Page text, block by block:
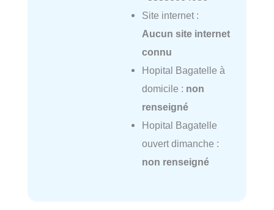
Site internet :
Aucun site internet
connu
Hopital Bagatelle à
domicile : non
renseigné
Hopital Bagatelle
ouvert dimanche :
non renseigné